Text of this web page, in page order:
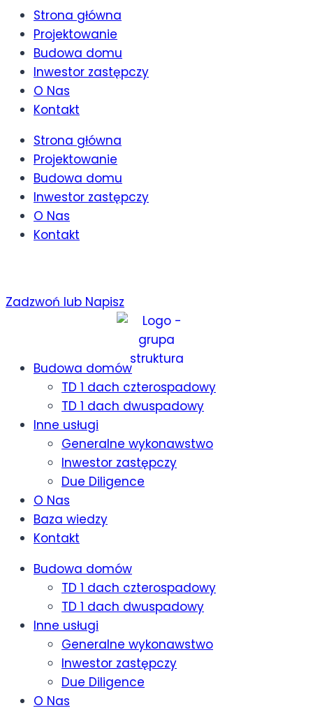
Strona główna
Projektowanie
Budowa domu
Inwestor zastępczy
O Nas
Kontakt
Strona główna
Projektowanie
Budowa domu
Inwestor zastępczy
O Nas
Kontakt
Zadzwoń lub Napisz
Budowa domów
TD 1 dach czterospadowy
TD 1 dach dwuspadowy
Inne usługi
Generalne wykonawstwo
Inwestor zastępczy
Due Diligence
O Nas
Baza wiedzy
Kontakt
Budowa domów
TD 1 dach czterospadowy
TD 1 dach dwuspadowy
Inne usługi
Generalne wykonawstwo
Inwestor zastępczy
Due Diligence
O Nas